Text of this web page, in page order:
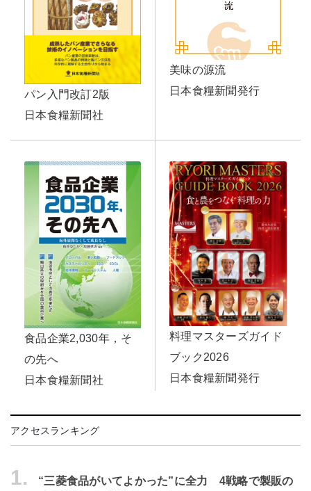
パン入門改訂2版
日本食糧新聞社
美味の源流
日本食糧新聞発行
食品企業2,030年，そ
の先へ
日本食糧新聞社
料理マスターズガイド
ブック2026
日本食糧新聞発行
アクセスランキング
1.
“三菱食品がいてよかった”に全力 4戦略で製販の